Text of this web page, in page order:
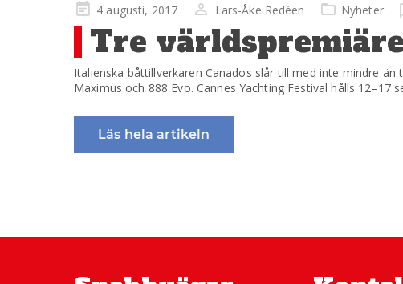
Publicerad
på
4 augusti, 2017 Lars-Åke Redéen Nyheter
Tre
Italienska båttillverkaren Canados slår till med inte mindre
Maximus och 888 Evo. Cannes Yachting Festival hålls 12–17
Läs hela artikeln